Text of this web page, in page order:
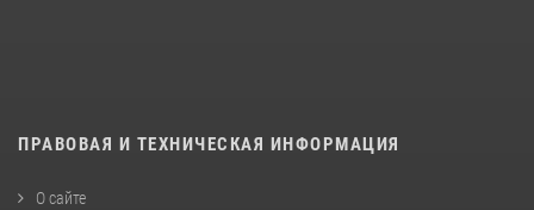
ПРАВОВАЯ И ТЕХНИЧЕСКАЯ ИНФОРМАЦИЯ
О сайте